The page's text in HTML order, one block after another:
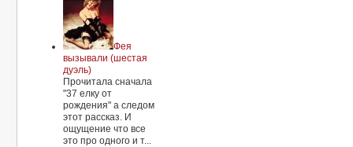
Фея
вызывали (шестая
дуэль)
Прочитала сначала
"37 елку от
рождения" а следом
этот рассказ. И
ощущение что все
это про одного и т...